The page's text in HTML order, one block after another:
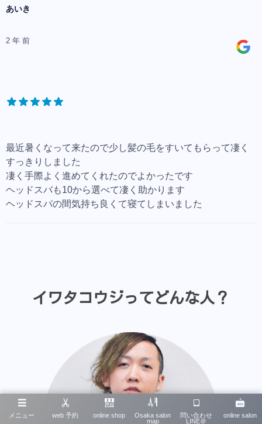
あいき
2 年 前
最近暑くなって来たので少し髪の毛をすいてもらって凄く
すっきりしました
凄く手際よく進めてくれたのでよかったです
ヘッドスバも10から選べて凄く助かります
ヘッドスパの間気持ち良くて寝てしまいました
イワタコウジってどんな人？
メニュー web 予約 online shop
Osaka salon
map
問い合わせ
LINE＠
online salon